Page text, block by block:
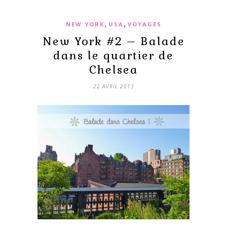
NEW YORK , USA , VOYAGES
New York #2 – Balade
dans le quartier de
Chelsea
22 AVRIL 2013